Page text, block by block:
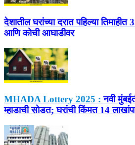
देशातील घरांच्या दरात पहिल्या
आणि कोची आघाडीवर
MHADA Lottery 2025 : नवी
म्हाडाची सोडत; घरांची किंमत 14